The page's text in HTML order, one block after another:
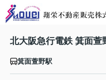
北大阪急行電鉄 箕面萱
箕面萱野駅